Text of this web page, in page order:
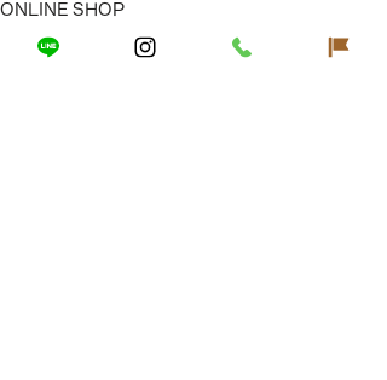
ONLINE SHOP